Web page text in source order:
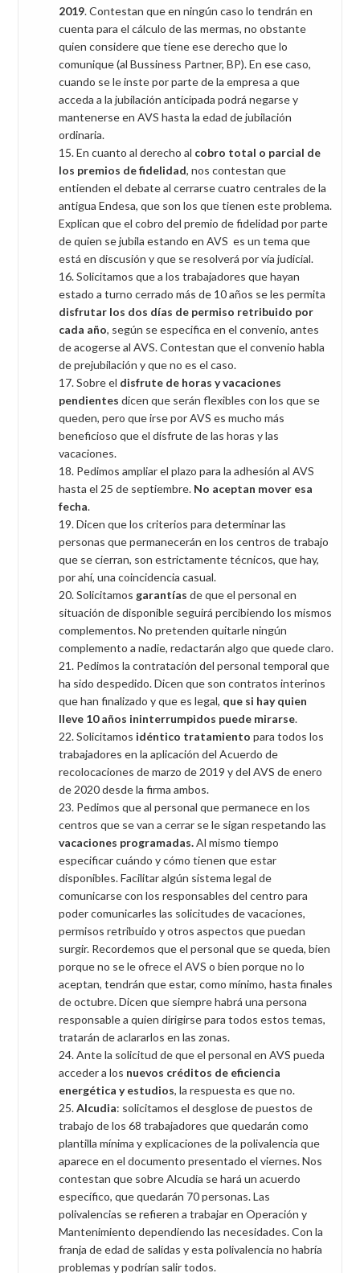
2019. Contestan que en ningún caso lo tendrán en
cuenta para el cálculo de las mermas, no obstante
quien considere que tiene ese derecho que lo
comunique (al Bussiness Partner, BP). En ese caso,
cuando se le inste por parte de la empresa a que
acceda a la jubilación anticipada podrá negarse y
mantenerse en AVS hasta la edad de jubilación
ordinaria.
En cuanto al derecho al cobro total o parcial de
los premios de fidelidad, nos contestan que
entienden el debate al cerrarse cuatro centrales de la
antigua Endesa, que son los que tienen este problema.
Explican que el cobro del premio de fidelidad por parte
de quien se jubila estando en AVS es un tema que
está en discusión y que se resolverá por vía judicial.
Solicitamos que a los trabajadores que hayan
estado a turno cerrado más de 10 años se les permita
disfrutar los dos días de permiso retribuido por
cada año, según se especifica en el convenio, antes
de acogerse al AVS. Contestan que el convenio habla
de prejubilación y que no es el caso.
Sobre el disfrute de horas y vacaciones
pendientes dicen que serán flexibles con los que se
queden, pero que irse por AVS es mucho más
beneficioso que el disfrute de las horas y las
vacaciones.
Pedimos ampliar el plazo para la adhesión al AVS
hasta el 25 de septiembre. No aceptan mover esa
fecha.
Dicen que los criterios para determinar las
personas que permanecerán en los centros de trabajo
que se cierran, son estrictamente técnicos, que hay,
por ahí, una coincidencia casual.
Solicitamos garantías de que el personal en
situación de disponible seguirá percibiendo los mismos
complementos. No pretenden quitarle ningún
complemento a nadie, redactarán algo que quede claro.
Pedimos la contratación del personal temporal que
ha sido despedido. Dicen que son contratos interinos
que han finalizado y que es legal, que si hay quien
lleve 10 años ininterrumpidos puede mirarse.
Solicitamos idéntico tratamiento para todos los
trabajadores en la aplicación del Acuerdo de
recolocaciones de marzo de 2019 y del AVS de enero
de 2020 desde la firma ambos.
Pedimos que al personal que permanece en los
centros que se van a cerrar se le sigan respetando las
vacaciones programadas.Al mismo tiempo
especificar cuándo y cómo tienen que estar
disponibles. Facilitar algún sistema legal de
comunicarse con los responsables del centro para
poder comunicarles las solicitudes de vacaciones,
permisos retribuido y otros aspectos que puedan
surgir. Recordemos que el personal que se queda, bien
porque no se le ofrece el AVS o bien porque no lo
aceptan, tendrán que estar, como mínimo, hasta finales
de octubre. Dicen que siempre habrá una persona
responsable a quien dirigirse para todos estos temas,
tratarán de aclararlos en las zonas.
Ante la solicitud de que el personal en AVS pueda
acceder a los nuevos créditos de eficiencia
energética y estudios, la respuesta es que no.
Alcudia: solicitamos el desglose de puestos de
trabajo de los 68 trabajadores que quedarán como
plantilla mínima y explicaciones de la polivalencia que
aparece en el documento presentado el viernes. Nos
contestan que sobre Alcudia se hará un acuerdo
específico, que quedarán 70 personas. Las
polivalencias se refieren a trabajar en Operación y
Mantenimiento dependiendo las necesidades. Con la
franja de edad de salidas y esta polivalencia no habría
problemas y podrían salir todos.